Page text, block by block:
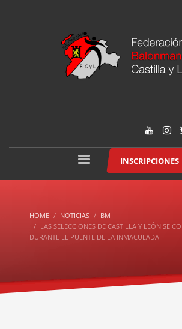
INSCRIPCIONES
HOME NOTICIAS
BM
LAS SELECCIONES DE CASTILLA Y LEÓN SE
DURANTE EL PUENTE DE LA INMACULADA